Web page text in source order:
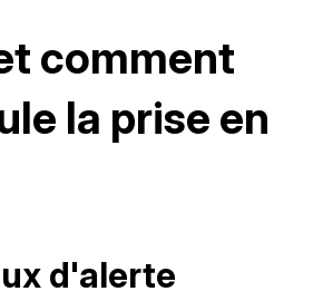
comment
la prise en
d'alerte